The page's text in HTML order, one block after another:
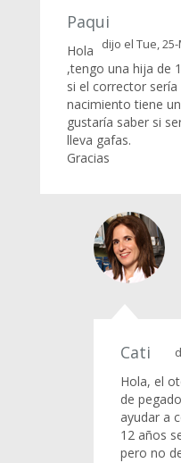
Paqui
dijo el Tue,
Hola
,tengo una hija de
si el corrector
nacimiento tiene
gustaría saber si
lleva gafas.
Gracias
Cati
Hola, el
de
ayudar a
12 años
pero no